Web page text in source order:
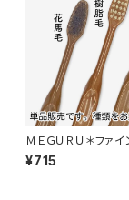
ＭＥＧＵＲＵ＊ファ
ラシ 全3種＊化学物
ィーガン/生分解性
¥715